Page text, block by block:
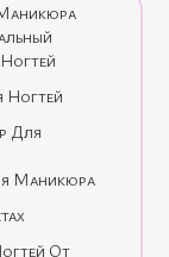
Ногтей
Для
Маникюра
От